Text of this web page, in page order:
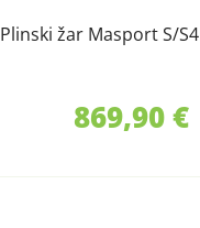
Plinski žar Masport S/S4
869,90 €